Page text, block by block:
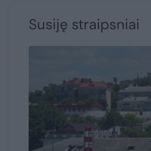
Susiję straipsniai